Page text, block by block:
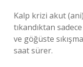
Kalp krizi akut
tıkandıktan
ve göğüste
saat sürer.